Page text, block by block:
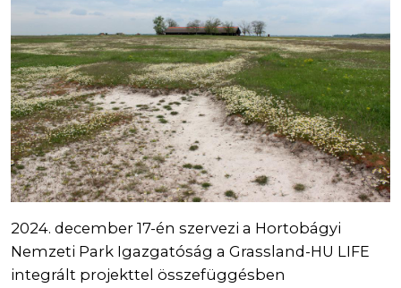
2024. december 17-én szervezi a Hortobágyi
Nemzeti Park Igazgatóság a Grassland-HU LIFE
integrált projekttel összefüggésben